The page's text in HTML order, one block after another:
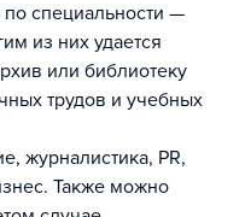
по специальности —
из них удается
или библиотеку
трудов и учебных
журналистика, PR,
Также можно